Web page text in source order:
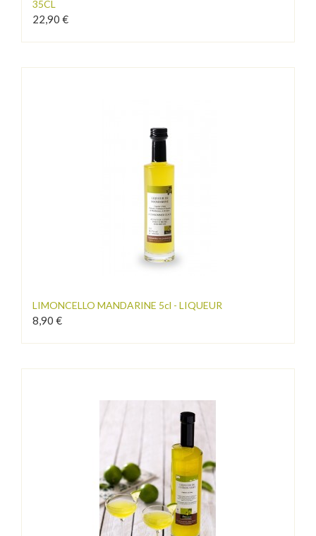
35CL
22,90 €
LIMONCELLO MANDARINE 5cl - LIQUEUR
8,90 €